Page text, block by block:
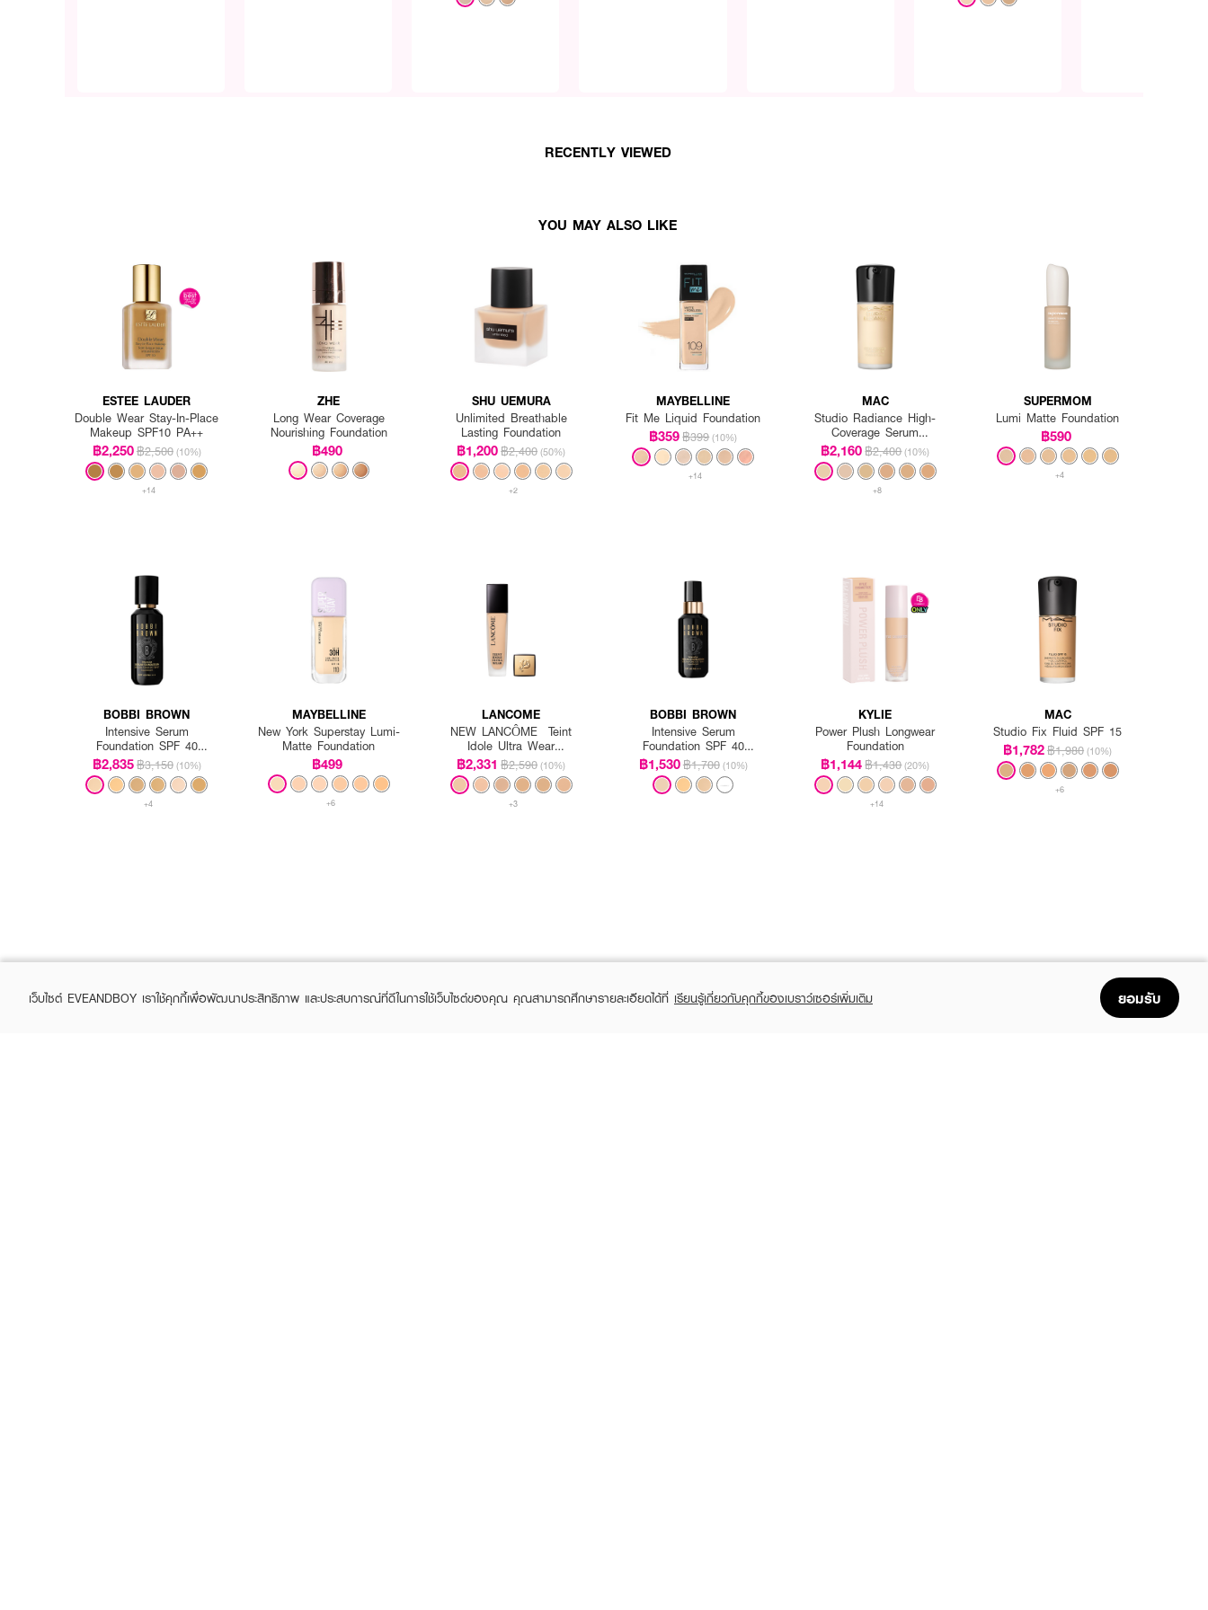
RECENTLY VIEWED
YOU MAY ALSO LIKE
ESTEE LAUDER
Double Wear Stay-In-Place
Makeup SPF10 PA++
฿2,250฿2,500 (10%)
+14
ZHE
Long Wear Coverage
Nourishing Foundation
฿490
SHU UEMURA
Unlimited Breathable
Lasting Foundation
฿1,200฿2,400 (50%)
+2
MAYBELLINE
Fit Me Liquid Foundation
฿359฿399 (10%)
+14
MAC
Studio Radiance High-
Coverage Serum
Foundation
฿2,160฿2,400 (10%)
+8
SUPERMOM
Lumi Matte Foundation
฿590
+4
BOBBI BROWN
Intensive Serum
Foundation SPF 40
PA++++
฿2,835฿3,150 (10%)
+4
MAYBELLINE
New York Superstay Lumi-
Matte Foundation
฿499
+6
LANCOME
NEW LANCÔME Teint
Idole Ultra Wear
Foundation SPF35
฿2,331 ฿2,590 (10%)
+3
BOBBI BROWN
Intensive Serum
Foundation SPF 40
PA++++
฿1,530฿1,700 (10%)
KYLIE
Power Plush Longwear
Foundation
฿1,144฿1,430 (20%)
+14
MAC
Studio Fix Fluid SPF 15
฿1,782฿1,980 (10%)
+6
เว็บไซต์ EVEANDBOY เราใช้คุกกี้เพื่อพัฒนาประสิทธิภาพ และประสบการณ์ที่ดีในการใช้เว็บไซต์ของคุณ คุณสามารถศึกษารายละเอียดได้ที่ เรียนรู้เกี่ยวกับคุกกี้ของเบราว์เซอร์เพิ่มเติม ยอมรับ